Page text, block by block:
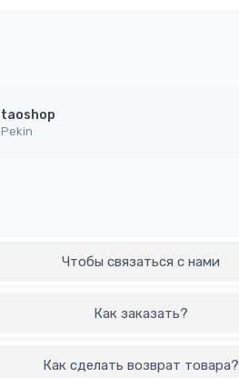
taoshop
Pekin
Чтобы связаться с нами
Как заказать?
Как сделать возврат товара?